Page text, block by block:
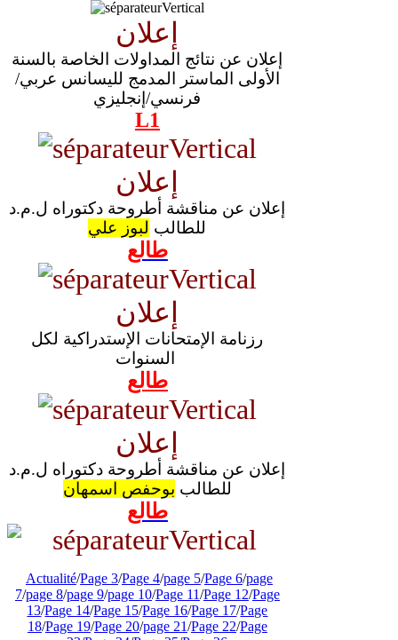
إعلان
إعلان عن نتائج المداولات الخاصة بالسنة
الأولى الماستر المدمج لليسانس عربي/
فرنسي/إنجليزي
L1
إعلان
إعلان عن مناقشة أطروحة دكتوراه ل.م.د
للطالب لبوز علي
طالع
إعلان
رزنامة الإمتحانات الإستدراكية لكل
طالع
إعلان
إعلان عن مناقشة أطروحة دكتوراه ل.م.د
للطالب بوحفص اسمهان
طالع
Actualité/Page 3/Page 4/page 5/Page 6/page
7/page 8/page 9/page 10/Page 11/Page 12/Page
13/Page 14/Page 15/Page 16/Page 17/Page
18/Page 19/Page 20/page 21/Page 22/Page